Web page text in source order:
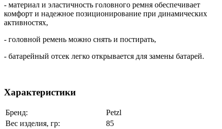
- материал и эластичность головного ремня обеспечивает
комфорт и надежное позиционирование при динамических
активностях,
- головной ремень можно снять и постирать,
- батарейный отсек легко открывается для замены батарей.
Характеристики
Бренд:
Petzl
Вес изделия, гр:
85